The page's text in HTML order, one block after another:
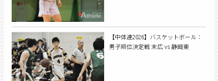
【中体連2026】バスケットボール：
男子順位決定戦 末広 vs 静岡東